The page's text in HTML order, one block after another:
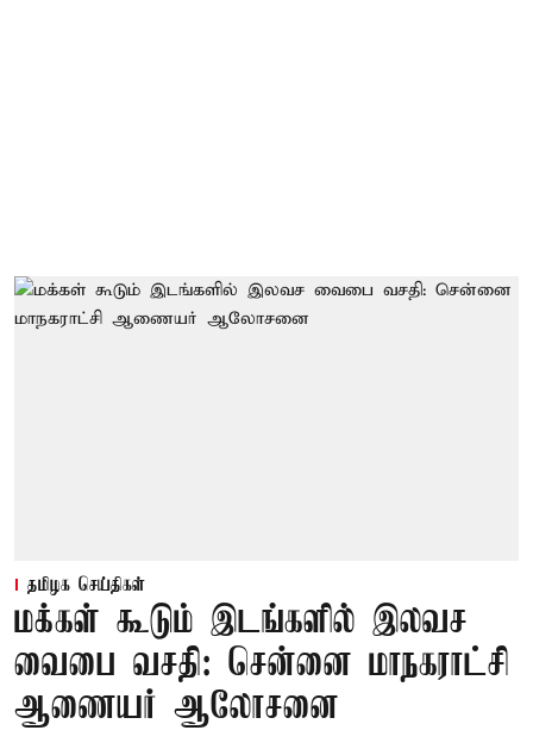
தமிழக செய்திகள்
மக்கள் கூடும் இடங்களில் இலவச
வைபை வசதி: சென்னை மாநகராட்சி
ஆணையர் ஆலோசனை